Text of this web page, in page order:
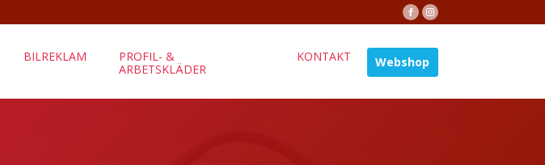
BILREKLAM
PROFIL- &
ARBETSKLÄDER
KONTAKT Webshop